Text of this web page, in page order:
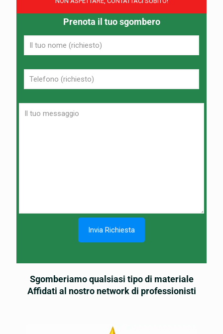
Prenota il tuo sgombero
Sgomberiamo qualsiasi tipo di materiale
Affidati al nostro network di professionisti